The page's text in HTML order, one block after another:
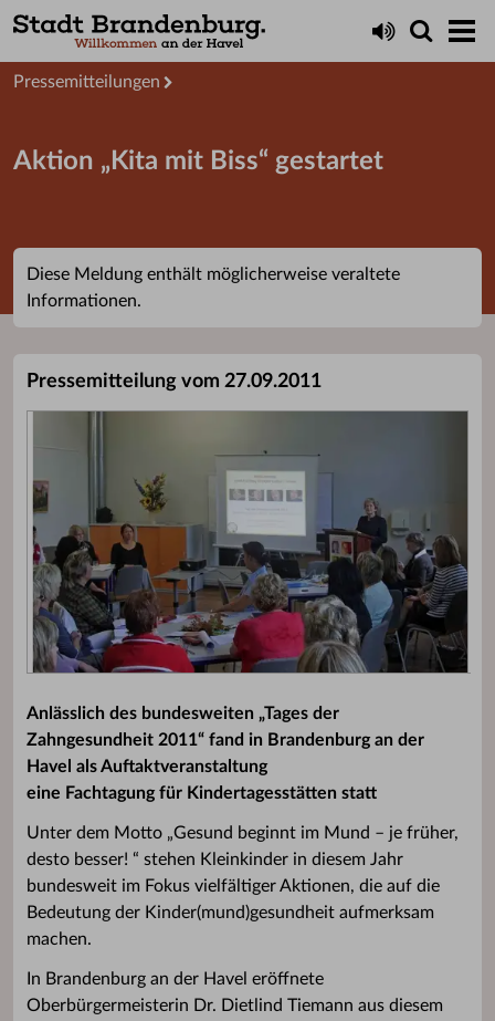
Presseservice
Pressemitteilungen
Aktion „Kita mit Biss“ gestartet
Diese Meldung enthält möglicherweise veraltete
Informationen.
Pressemitteilung vom 27.09.2011
Anlässlich des bundesweiten „Tages der
Zahngesundheit 2011“ fand in Brandenburg an der
Havel als Auftaktveranstaltung
eine Fachtagung für Kindertagesstätten statt
Unter dem Motto „Gesund beginnt im Mund – je früher,
desto besser! “ stehen Kleinkinder in diesem Jahr
bundesweit im Fokus vielfältiger Aktionen, die auf die
Bedeutung der Kinder(mund)gesundheit aufmerksam
machen.
In Brandenburg an der Havel eröffnete
Oberbürgermeisterin Dr. Dietlind Tiemann aus diesem